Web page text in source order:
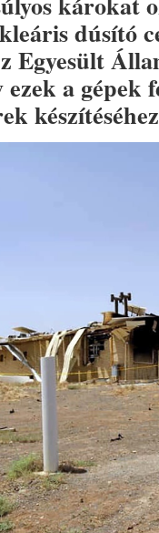
dúsító
Egyesült
a